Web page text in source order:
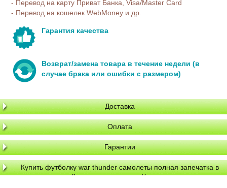
- Перевод на карту Приват Банка, Visa/Master Card
- Перевод на кошелек WebMoney и др.
Гарантия качества
Возврат/замена товара в течение недели (в
случае брака или ошибки с размером)
Доставка
Оплата
Гарантии
Купить футболку war thunder самолеты полная запечатка в
Днепре, доставка по Украине